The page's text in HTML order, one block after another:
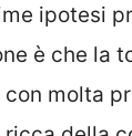
ipotesi
è che la
molta